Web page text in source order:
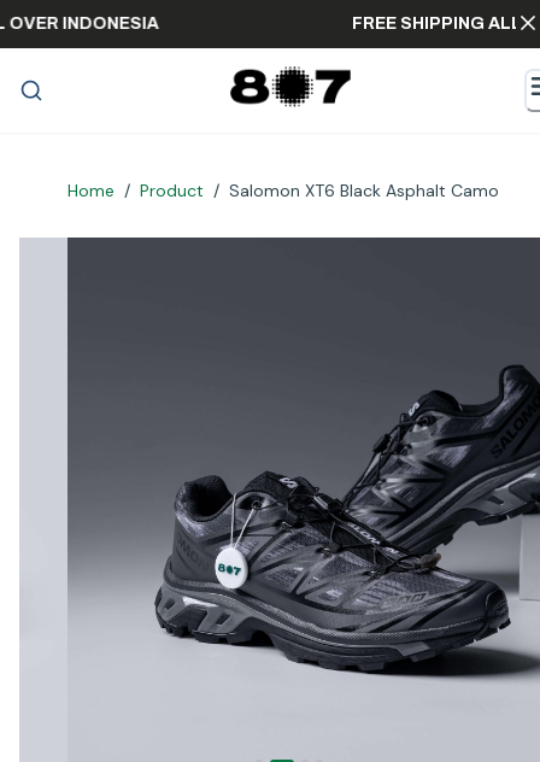
OVER INDONESIA FREE SHIPPING
Home / Product / Salomon XT6 Black Asphalt Camo